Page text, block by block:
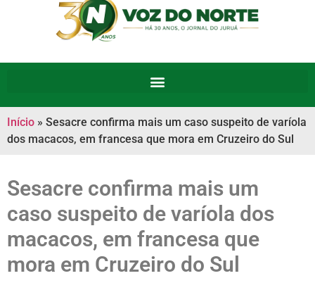
Início » Sesacre confirma mais um caso suspeito de varíola
dos macacos, em francesa que mora em Cruzeiro do Sul
Sesacre confirma mais um
caso suspeito de varíola dos
macacos, em francesa que
mora em Cruzeiro do Sul